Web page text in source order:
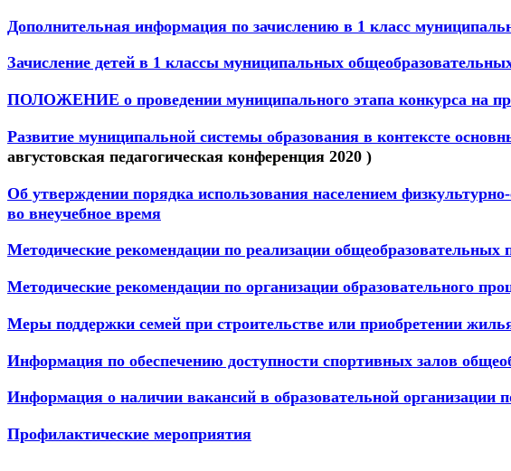
Дополнительная информация по зачислению в 1 класс
Зачисление детей в 1 классы муниципальных
ПОЛОЖЕНИЕ о проведении муниципального этапа конкурса на
Развитие муниципальной системы образования в контексте
августовская педагогическая конференция 2020 )
Об утверждении порядка использования населением
во внеучебное время
Методические рекомендации по реализации
Методические рекомендации по организации образовательного
Меры поддержки семей при строительстве или приобретении
Информация по обеспечению доступности спортивных залов
Информация о наличии вакансий в образовательной организации
Профилактические мероприятия